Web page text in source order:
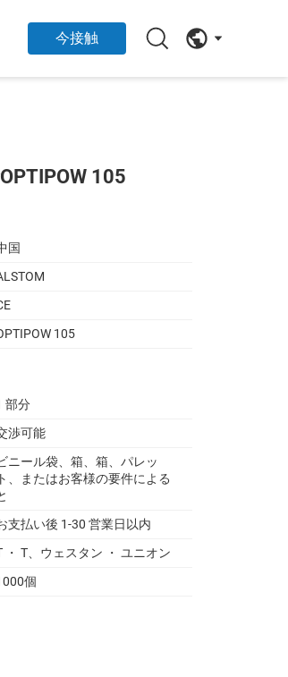
今接触
105
国
105
部分
渉可能
ニール袋、箱、箱、パレッ
ト、またはお客様の要件による
支払い後 1-30 営業日以内
・ T、ウェスタン ・ ユニオン
個